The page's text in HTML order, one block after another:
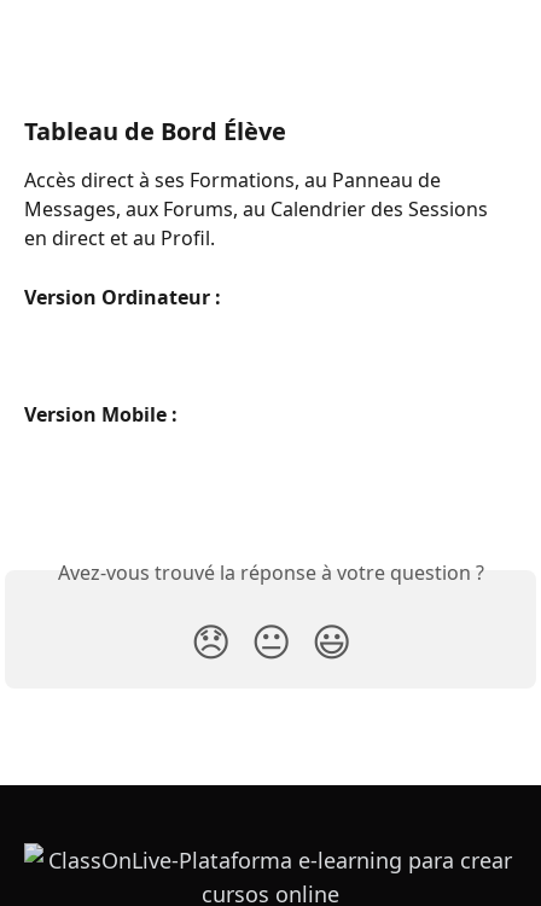
Tableau de Bord Élève
Accès direct à ses Formations, au Panneau de
Messages, aux Forums, au Calendrier des Sessions
en direct et au Profil.
Version Ordinateur :
Version Mobile :
Avez-vous trouvé la réponse à votre question ?
😞 😐 😃